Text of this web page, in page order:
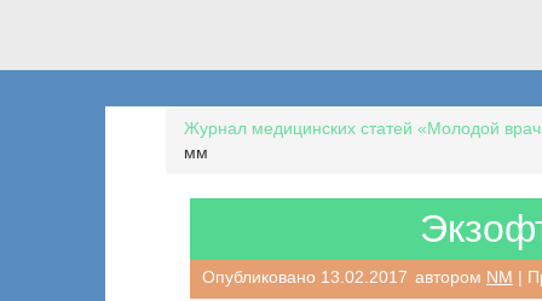
Журнал медицинских статей «Молодой
мм
Опубликовано 13.02.2017 автором NM |